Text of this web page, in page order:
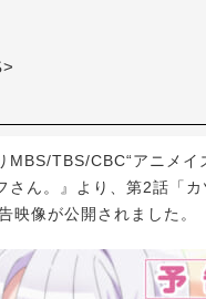
TBS/CBC“アニメイ
さん。』より、第2話「
映像が公開されました。